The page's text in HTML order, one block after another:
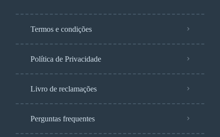
Termos e condições
Política de Privacidade
Livro de reclamações
Perguntas frequentes